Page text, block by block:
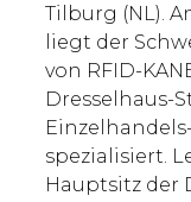
Tilburg (NL).
liegt der
von RFID-
Dresselhaus-
spezialisiert.
Hauptsitz der